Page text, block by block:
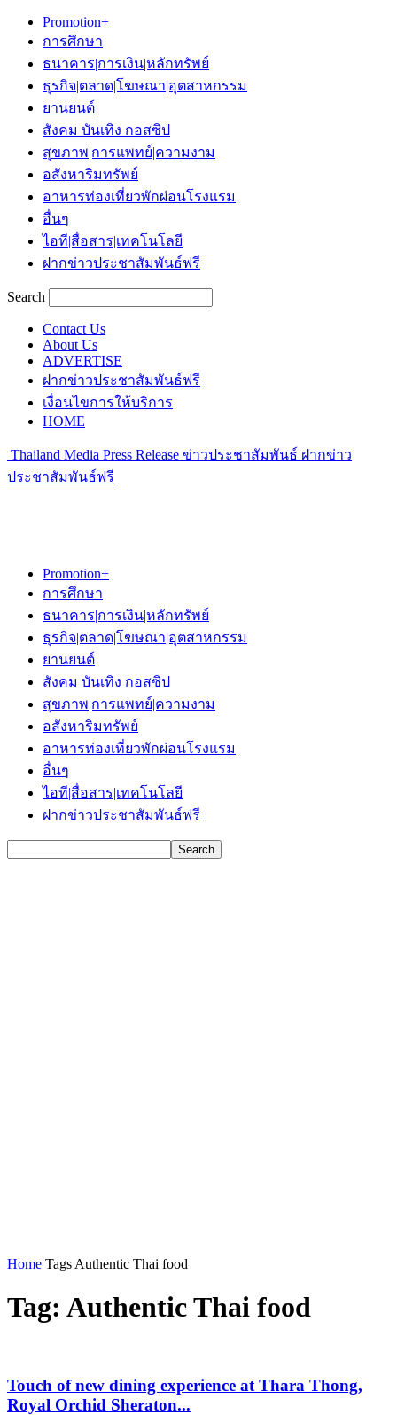
Promotion+
การศึกษา
ธนาคาร|การเงิน|หลักทรัพย์
ธุรกิจ|ตลาด|โฆษณา|อุตสาหกรรม
ยานยนต์
สังคม บันเทิง กอสซิป
สุขภาพ|การแพทย์|ความงาม
อสังหาริมทรัพย์
อาหารท่องเที่ยวพักผ่อนโรงแรม
อื่นๆ
ไอที|สื่อสาร|เทคโนโลยี
ฝากข่าวประชาสัมพันธ์ฟรี
Search
Contact Us
About Us
ADVERTISE
ฝากข่าวประชาสัมพันธ์ฟรี
เงื่อนไขการให้บริการ
HOME
Thailand Media Press Release ข่าวประชาสัมพันธ์ ฝากข่าว
ประชาสัมพันธ์ฟรี
Promotion+
การศึกษา
ธนาคาร|การเงิน|หลักทรัพย์
ธุรกิจ|ตลาด|โฆษณา|อุตสาหกรรม
ยานยนต์
สังคม บันเทิง กอสซิป
สุขภาพ|การแพทย์|ความงาม
อสังหาริมทรัพย์
อาหารท่องเที่ยวพักผ่อนโรงแรม
อื่นๆ
ไอที|สื่อสาร|เทคโนโลยี
ฝากข่าวประชาสัมพันธ์ฟรี
Home Tags Authentic Thai food
Tag: Authentic Thai food
Touch of new dining experience at Thara Thong,
Royal Orchid Sheraton...